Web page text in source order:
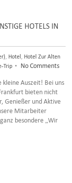
HOTELS IN
Hotel
Hotel Zur Alten
Trip • No Comments
kleine Auszeit! Bei uns
bieten nicht
Genießer und Aktive
Mitarbeiter
besondere „Wir